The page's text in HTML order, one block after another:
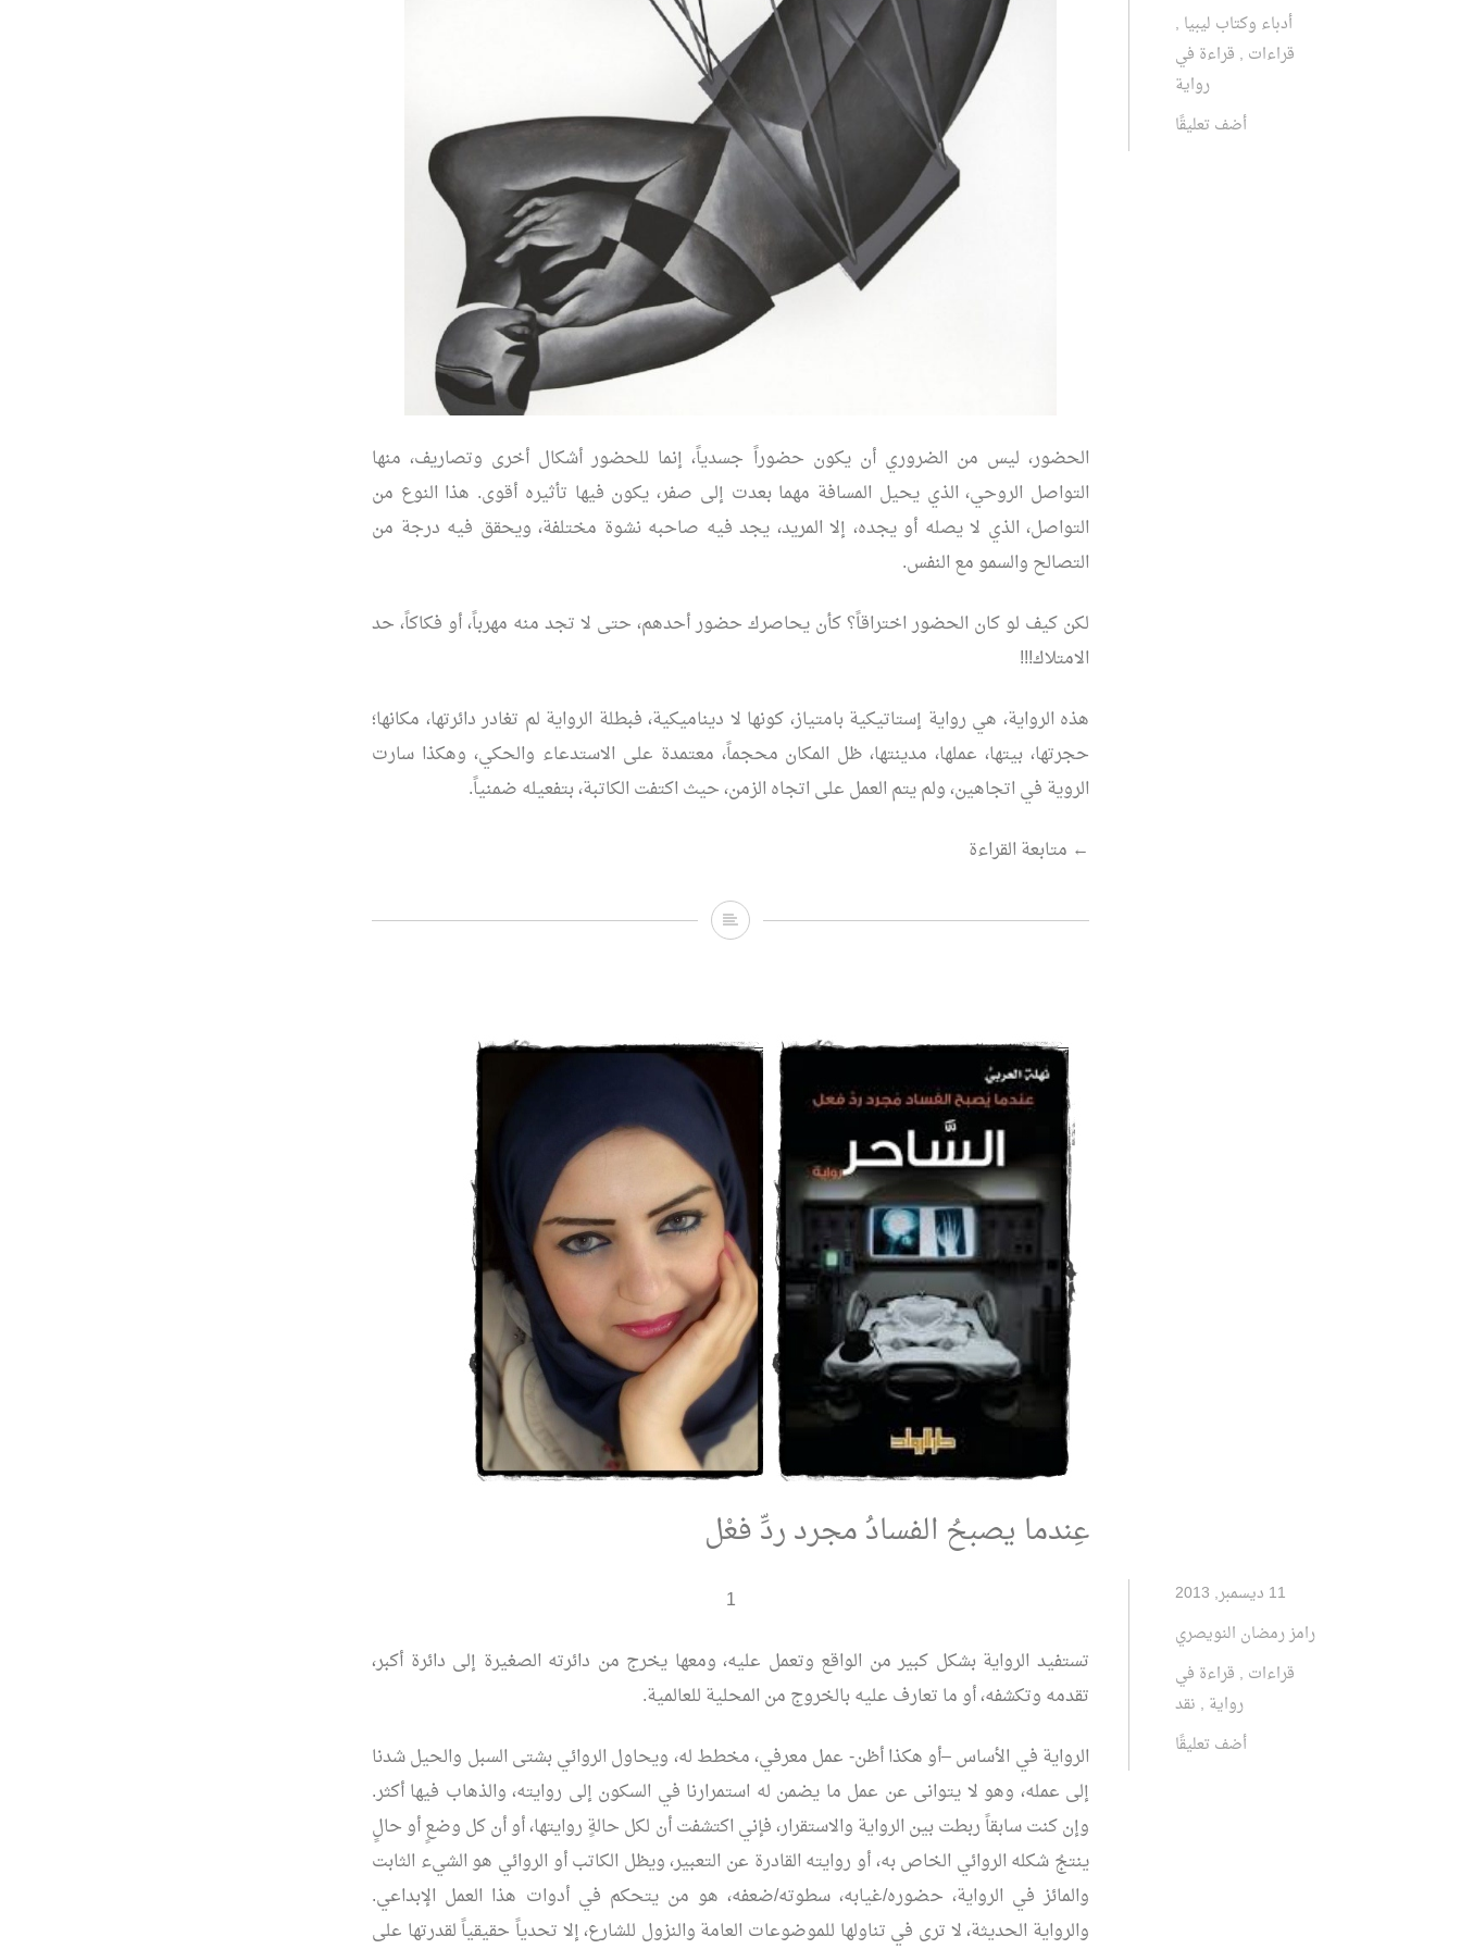
الإمام”.
أدباء وكتاب ليبيا ,
قراءات , قراءة في
رواية
أضف تعليقًا
الحضور، ليس من الضروري أن يكون حضوراً جسدياً، إنما للحضور أشكال أخرى وتصاريف، منها
التواصل الروحي، الذي يحيل المسافة مهما بعدت إلى صفر، يكون فيها تأثيره أقوى. هذا النوع من
التواصل، الذي لا يصله أو يجده، إلا المريد، يجد فيه صاحبه نشوة مختلفة، ويحقق فيه درجة من
التصالح والسمو مع النفس.
لكن كيف لو كان الحضور اختراقاً؟ كأن يحاصرك حضور أحدهم، حتى لا تجد منه مهرباً، أو فكاكاً، حد
الامتلاك!!!
هذه الرواية، هي رواية إستاتيكية بامتياز، كونها لا ديناميكية، فبطلة الرواية لم تغادر دائرتها، مكانها؛
حجرتها، بيتها، عملها، مدينتها، ظل المكان محجماً، معتمدة على الاستدعاء والحكي، وهكذا سارت
الروية في اتجاهين، ولم يتم العمل على اتجاه الزمن، حيث اكتفت الكاتبة، بتفعيله ضمنياً.
“طيف..
هاتفية”
← متابعة القراءة
طيف..
عِندما يصبحُ الفسادُ مجرد ردِّ فعْل
11 ديسمبر, 2013
رامز رمضان النويصري
قراءات , قراءة في
رواية , نقد
أضف تعليقًا
1
تستفيد الرواية بشكل كبير من الواقع وتعمل عليه، ومعها يخرج من دائرته الصغيرة إلى دائرة أكبر،
تقدمه وتكشفه، أو ما تعارف عليه بالخروج من المحلية للعالمية.
الرواية في الأساس –أو هكذا أظن- عمل معرفي، مخطط له، ويحاول الروائي بشتى السبل والحيل شدنا
إلى عمله، وهو لا يتوانى عن عمل ما يضمن له استمرارنا في السكون إلى روايته، والذهاب فيها أكثر.
وإن كنت سابقاً ربطت بين الرواية والاستقرار، فإني اكتشفت أن لكل حالةٍ روايتها، أو أن كل وضعٍ أو حالٍ
ينتجُ شكله الروائي الخاص به، أو روايته القادرة عن التعبير، ويظل الكاتب أو الروائي هو الشيء الثابت
والمائز في الرواية، حضوره/غيابه، سطوته/ضعفه، هو من يتحكم في أدوات هذا العمل الإبداعي.
والرواية الحديثة، لا ترى في تناولها للموضوعات العامة والنزول للشارع، إلا تحدياً حقيقياً لقدرتها على